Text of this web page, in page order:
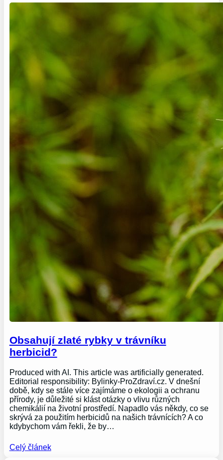
Obsahují zlaté rybky v trávníku
herbicid?
Produced with AI. This article was artificially generated.
Editorial responsibility: Bylinky-ProZdraví.cz. V dnešní
době, kdy se stále více zajímáme o ekologii a ochranu
přírody, je důležité si klást otázky o vlivu různých
chemikálií na životní prostředí. Napadlo vás někdy, co se
skrývá za použitím herbicidů na našich trávnících? A co
kdybychom vám řekli, že by…
Celý článek